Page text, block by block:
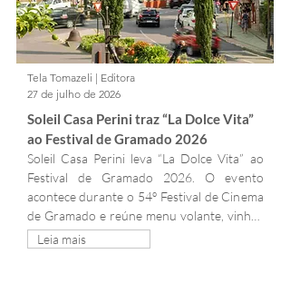
Tela Tomazeli | Editora
27 de julho de 2026
Soleil Casa Perini traz “La Dolce Vita”
ao Festival de Gramado 2026
Soleil Casa Perini leva “La Dolce Vita” ao
Festival de Gramado 2026. O evento
acontece durante o 54º Festival de Cinema
de Gramado e reúne menu volante, vinhos
da Casa Perini, música ao vivo e
intervenções artísticas.
Leia mais